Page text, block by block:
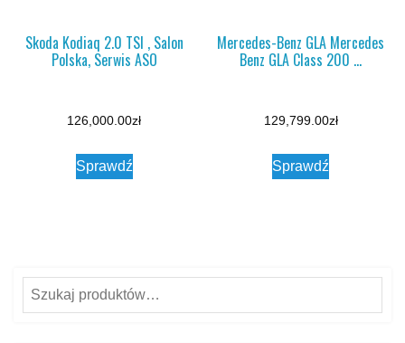
Skoda Kodiaq 2.0 TSI , Salon
Polska, Serwis ASO
126,000.00zł
Sprawdź
Mercedes-Benz GLA Mercedes
Benz GLA Class 200 …
129,799.00zł
Sprawdź
Szukaj: